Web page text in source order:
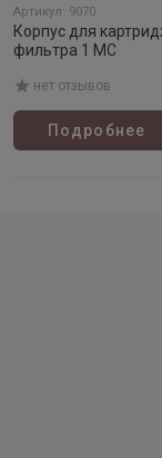
Артикул: 9070
Корпус для
фильтра 1 МС
нет отзывов
Подробнее